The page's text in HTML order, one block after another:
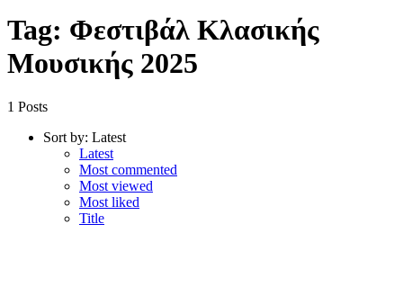
Tag: Φεστιβάλ Κλασικής
Μουσικής 2025
1 Posts
Sort by: Latest
Latest
Most commented
Most viewed
Most liked
Title